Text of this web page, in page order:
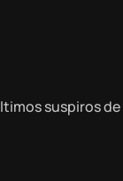
suspiros